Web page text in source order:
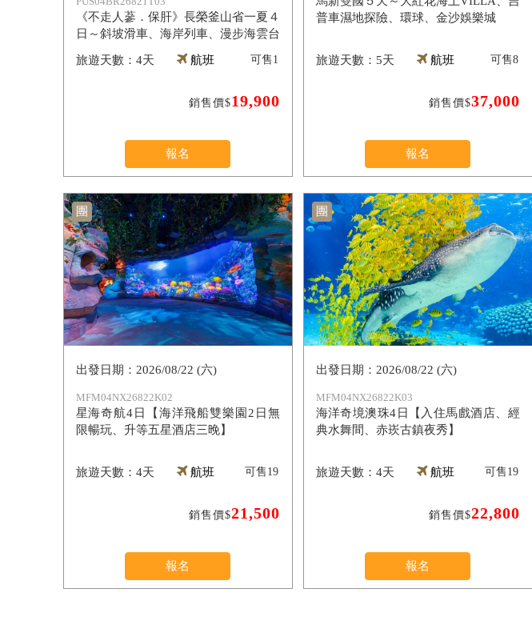
《不走人蔘．保肝》長榮釜山省一夏４
日～斜坡滑車、海岸列車、漫步海雲台
4天 航班
銷售價$19,900
可售1
報名
普車濕地探險、環球、金沙娛樂城
5天 航班
銷售價$37,000
可售8
報名
團
MFM04NX26822K02
星海奇航4日【海洋飛船雙樂園2日無
限暢玩、升等五星酒店三晚】
4天
2026/08/22 (六)
航班
銷售價$21,500
可售19
報名
團
MFM04NX26822K03
海洋奇境澳珠4日【入住馬戲酒店、經
典水舞間、赤崁古鎮夜秀】
4天
2026/08/22 (六)
航班
銷售價$22,800
可售19
報名